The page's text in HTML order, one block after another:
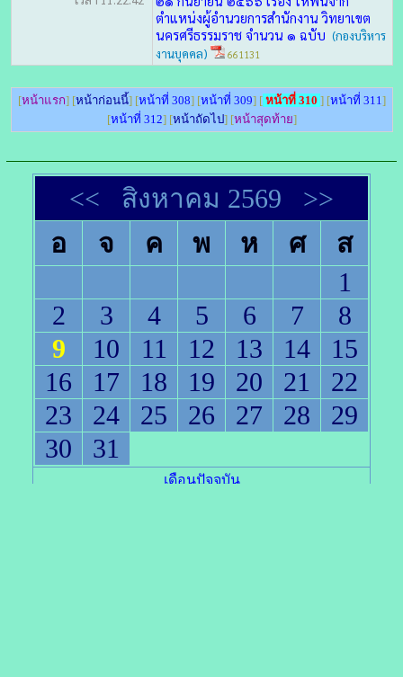
ตำแหน่งผู้อำนวยการสำนักงาน วิทยาเขต
นครศรีธรรมราช จำนวน ๑ ฉบับ (กองบริหาร
งานบุคคล)
661131
[หน้าแรก] [หน้าก่อนนี้] [หน้าที่ 308] [หน้าที่ 309] [หน้าที่ 310 ] [หน้าที่ 311]
[หน้าที่ 312] [หน้าถัดไป] [หน้าสุดท้าย]